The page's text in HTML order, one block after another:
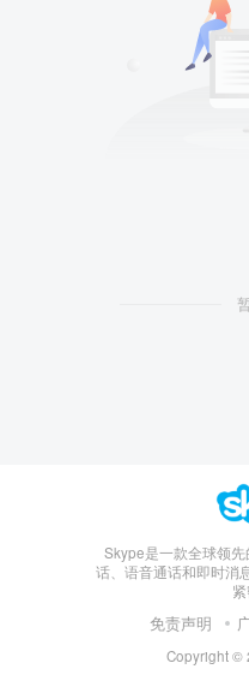
Skype是一款全球领
话、语音通话和即时消
紧
免责声明
Copyright ©